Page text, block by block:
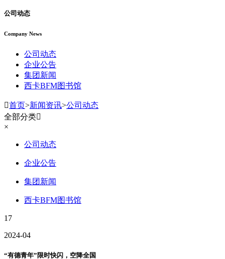
公司动态
Company News
公司动态
企业公告
集团新闻
西卡BFM图书馆
首页>新闻资讯>公司动态
全部分类
×
公司动态
企业公告
集团新闻
西卡BFM图书馆
17
2024-04
“有德青年”限时快闪，空降全国